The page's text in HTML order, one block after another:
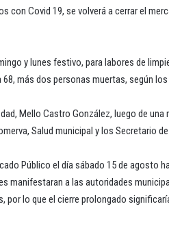
con Covid 19, se volverá a cerrar el
y lunes festivo, para labores de
más dos personas muertas, según
Mello Castro González, luego de una
Salud municipal y los Secretario
Público el día sábado 15 de agosto
manifestaran a las autoridades
lo que el cierre prolongado